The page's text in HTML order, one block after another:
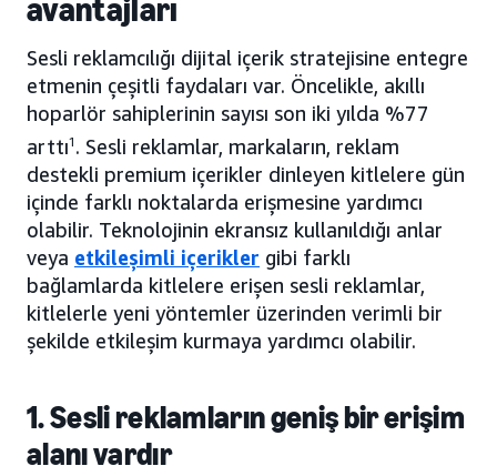
avantajları
Sesli reklamcılığı dijital içerik stratejisine entegre
etmenin çeşitli faydaları var. Öncelikle, akıllı
hoparlör sahiplerinin sayısı son iki yılda %77
arttı1 . Sesli reklamlar, markaların, reklam
destekli premium içerikler dinleyen kitlelere gün
içinde farklı noktalarda erişmesine yardımcı
olabilir. Teknolojinin ekransız kullanıldığı anlar
veya etkileşimli içerikler gibi farklı
bağlamlarda kitlelere erişen sesli reklamlar,
kitlelerle yeni yöntemler üzerinden verimli bir
şekilde etkileşim kurmaya yardımcı olabilir.
1. Sesli reklamların geniş bir erişim
alanı vardır